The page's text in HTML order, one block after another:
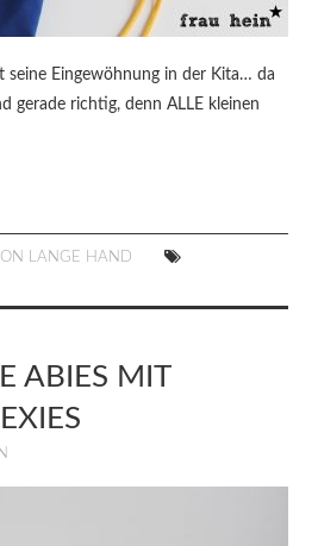
seine Eingewöhnung in der Kita… da
gerade richtig, denn ALLE kleinen
LANGE HAND
ABIES MIT